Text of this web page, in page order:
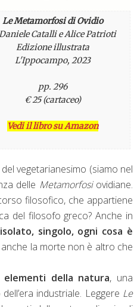
Le Metamorfosi di Ovidio
Catalli e Alice Patrioti
Edizione illustrata
L'Ippocampo, 2023
pp. 296
€ 25 (cartaceo)
Vedi il libro su Amazon
vegetarianesimo (siamo nel
delle Metamorfosiovidiane.
filosofico, che appartiene
del filosofo greco? Anche in
singolo, ogni cosa è
anche la morte non è altro che
della natura, una
industriale. Leggere Le